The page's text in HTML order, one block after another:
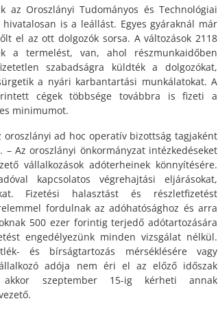
az Oroszlányi Tudományos és Technológiai
is a leállást. Egyes gyáraknál már
el az ott dolgozók sorsa. A változások 2118
a termelést, van, ahol részmunkaidőben
szabadságra küldték a dolgozókat,
a nyári karbantartási munkálatokat. A
cégek többsége továbbra is fizeti a
minimumot.
ad hoc operatív bizottság tagjaként
Az oroszlányi önkormányzat intézkedéseket
vállalkozások adóterheinek könnyítésére.
kapcsolatos végrehajtási eljárásokat,
Fizetési halasztást és részletfizetést
fordulnak az adóhatósághoz és arra
500 ezer forintig terjedő adótartozására
engedélyezünk minden vizsgálat nélkül.
és bírságtartozás mérséklésére vagy
adója nem éri el az előző időszak
akkor szeptember 15-ig kérheti annak